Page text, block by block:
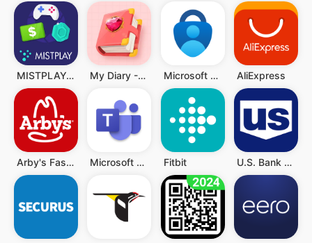
MISTPLAY: Play to Earn Money My Diary - Diary With Lock Microsoft Authenticator AliExpress
Arby's Fast Food Sandwiches Microsoft Teams Fitbit U.S. Bank Mobile Banking